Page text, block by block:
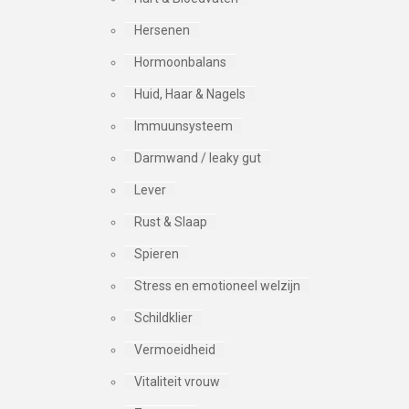
Hersenen
Hormoonbalans
Huid, Haar & Nagels
Immuunsysteem
Darmwand / leaky gut
Lever
Rust & Slaap
Spieren
Stress en emotioneel welzijn
Schildklier
Vermoeidheid
Vitaliteit vrouw